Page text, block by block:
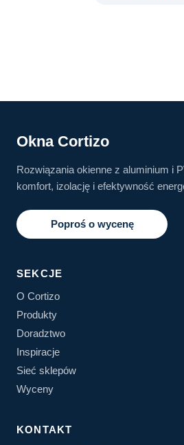
Okna Cortizo
Rozwiązania okienne z aluminium i
komfort, izolację i efektywność
Poproś o wycenę
SEKCJE
O Cortizo
Produkty
Doradztwo
Inspiracje
Sieć sklepów
Wyceny
KONTAKT